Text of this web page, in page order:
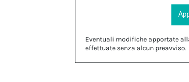
Eventuali modifiche apportate
effettuate senza alcun preavviso.